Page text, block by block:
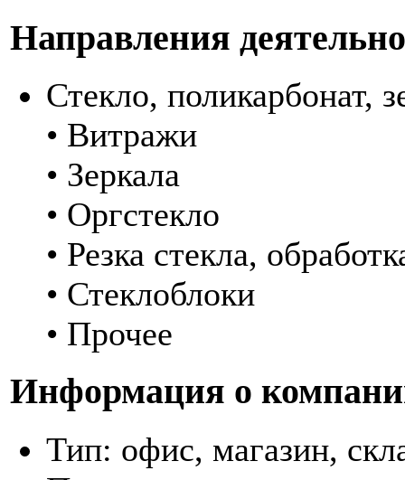
Направления
Стекло, поликарбонат,
• Витражи
• Зеркала
• Оргстекло
• Резка стекла,
• Стеклоблоки
• Прочее
Информация о
Тип: офис, магазин,